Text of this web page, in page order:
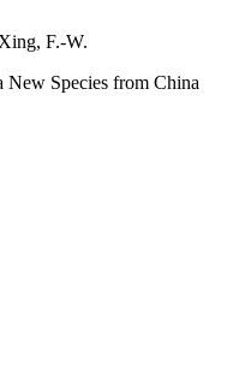
F.-W.
New Species from China